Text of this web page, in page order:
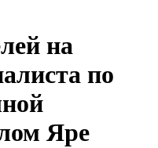
на
по
Яре